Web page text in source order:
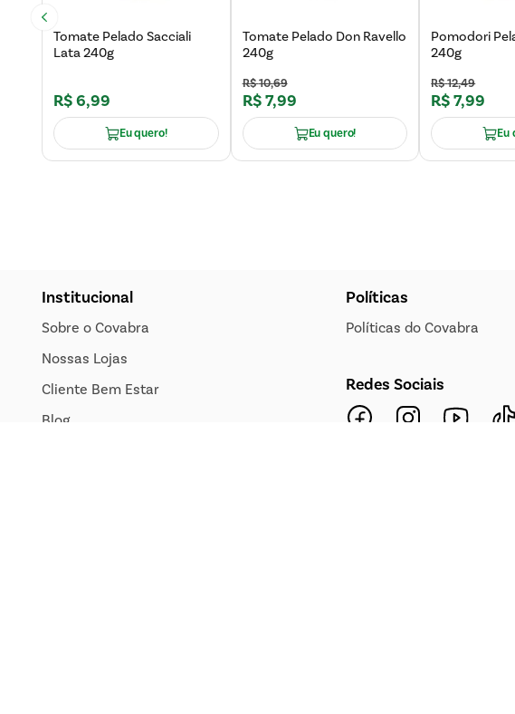
Tomate Pelado Sacciali
Lata 240g
R$6,99
Eu quero!
Tomate Pelado Don Ravello
240g
R$10,69
R$ 7,99
Eu quero!
Pomodori
240g
R$12,49
R$7,99
Eu
Institucional
Sobre o Covabra
Nossas Lojas
Cliente Bem Estar
Blog
Políticas
Políticas do Covabra
Redes Sociais